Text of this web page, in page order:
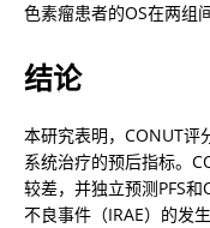
色素瘤患者的OS在两组
结论
本研究表明，CONUT评
系统治疗的预后指标。
较差，并独立预测PFS
不良事件（IRAE）的发